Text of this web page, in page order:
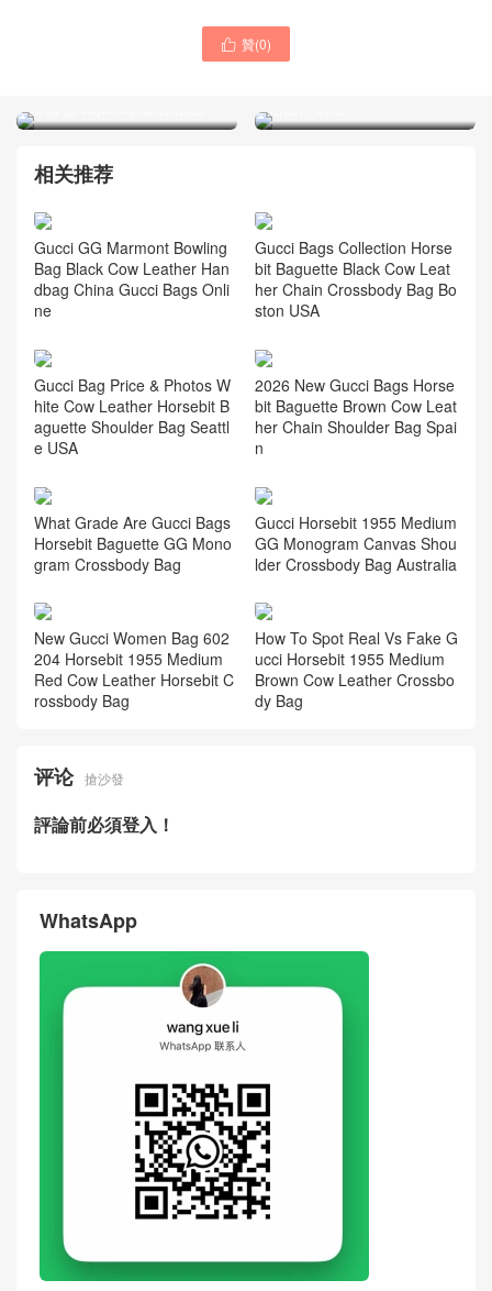
 贊(0)GUCCI女士包 GG Marmont
Gucci GG Marmont Bowling
Bag Black Cow Leather Han
dbag China Gucci Bags Onli
ne
Gucci Bags Collection Horse
bit Baguette Black Cow Leat
her Chain Crossbody Bag Bo
ston USA
Gucci Bag Price & Photos W
hite Cow Leather Horsebit B
aguette Shoulder Bag Seattl
e USA
2026 New Gucci Bags Horse
bit Baguette Brown Cow Leat
her Chain Shoulder Bag Spai
n
What Grade Are Gucci Bags
Horsebit Baguette GG Mono
gram Crossbody Bag
Gucci Horsebit 1955 Medium
GG Monogram Canvas Shou
lder Crossbody Bag Australia
New Gucci Women Bag 602
204 Horsebit 1955 Medium
Red Cow Leather Horsebit C
rossbody Bag
How To Spot Real Vs Fake G
ucci Horsebit 1955 Medium
Brown Cow Leather Crossbo
dy Bag